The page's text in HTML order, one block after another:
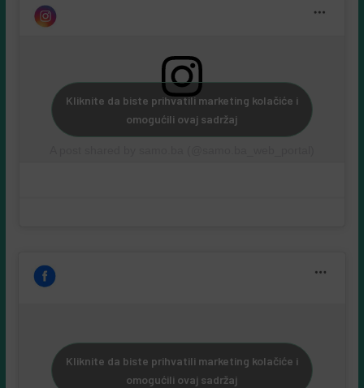
Kliknite da biste prihvatili marketing kolačiće i
omogućili ovaj sadržaj
Kliknite da biste prihvatili marketing kolačiće i
omogućili ovaj sadržaj